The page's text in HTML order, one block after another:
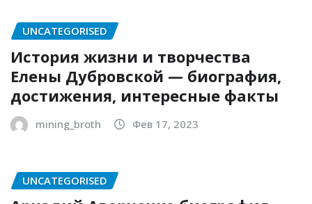
UNCATEGORISED
История жизни и творчества
Елены Дубровской — биография,
достижения, интересные факты
mining_broth Фев 17, 2023
UNCATEGORISED